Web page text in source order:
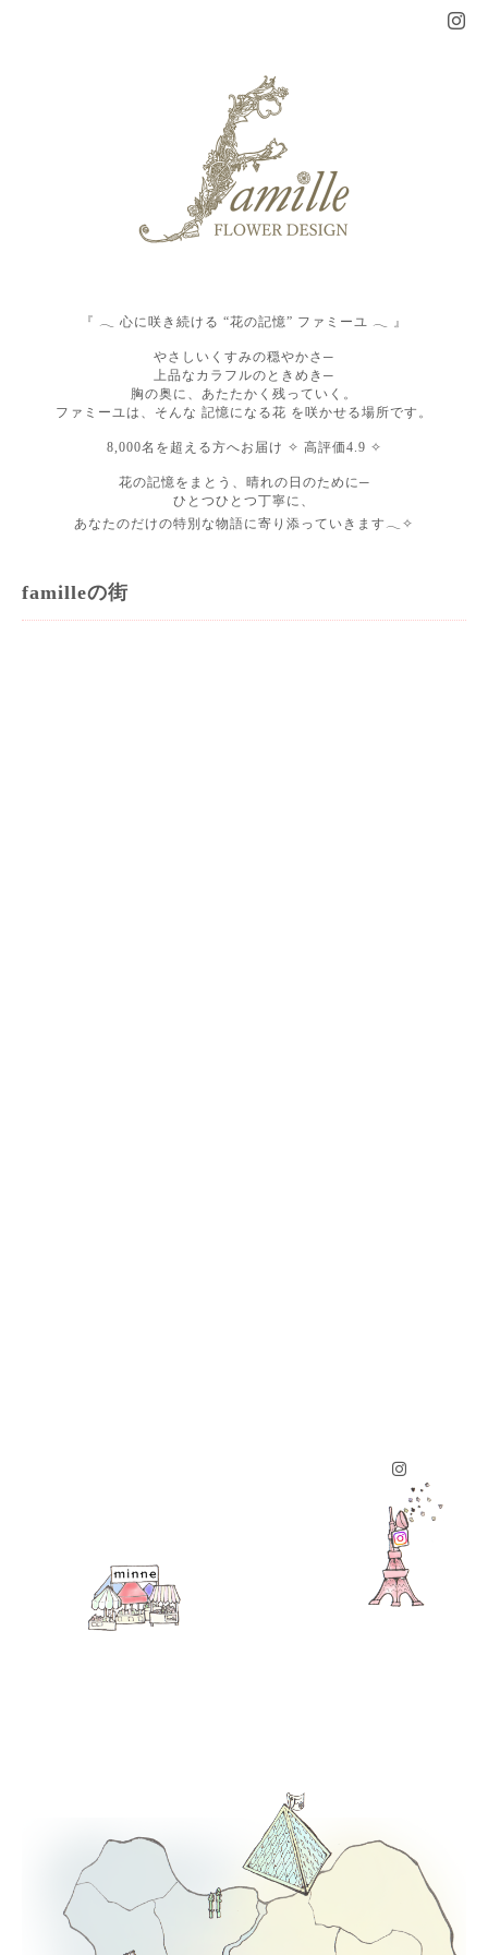
『 𓂃 心に咲き続ける “花の記憶” ファミーユ 𓂃 』
やさしいくすみの穏やかさ─
上品なカラフルのときめき─
胸の奥に、あたたかく残っていく。
ファミーユは、そんな 記憶になる花 を咲かせる場所です。
8,000名を超える方へお届け ✧ 高評価4.9 ✧
花の記憶をまとう、晴れの日のために─
ひとつひとつ丁寧に、
あなたのだけの特別な物語に寄り添っていきます𓂃✧
familleの街